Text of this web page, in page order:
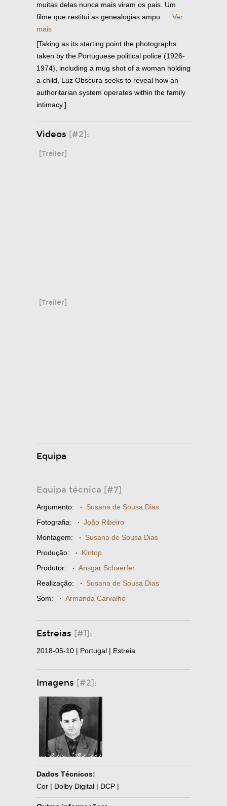
muitas delas nunca mais viram os pais. Um
filme que restitui as genealogias ampu...
Ver
mais
[Taking as its starting point the photographs
taken by the Portuguese political police (1926-
1974), including a mug shot of a woman holding
a child, Luz Obscura seeks to reveal how an
authoritarian system operates within the family
intimacy.]
Videos [#2]:
[Trailer]
[Trailer]
Equipa
Equipa técnica [#7]
Argumento: · Susana de Sousa Dias
Fotografia: · João Ribeiro
Montagem: · Susana de Sousa Dias
Produção: · Kintop
Produtor: · Ansgar Schaerfer
Realização: · Susana de Sousa Dias
Som: · Armanda Carvalho
Estreias [#1]:
2018-05-10 | Portugal | Estreia
Imagens [#2]:
Dados Técnicos:
Cor | Dolby Digital | DCP |